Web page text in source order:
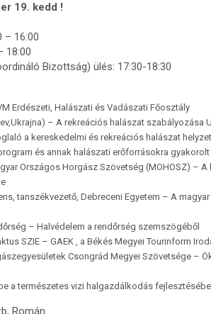
19. kedd !
– 16:00
18:00
Bizottság) ülés: 17:30-18:30
Erdészeti, Halászati és Vadászati Főosztály
– A rekreációs halászat szabályozása
a kereskedelmi és rekreációs halászat
és annak halászati erőforrásokra
Országos Horgász Szövetség (MOHOSZ) –
tanszékvezető, Debreceni Egyetem – A
– Halvédelem a rendőrség szemszögéből
SZIE – GAEK , a Békés Megyei Tourinform
Csongrád Megyei Szövetsége –
a természetes vizi halgazdálkodás
Román